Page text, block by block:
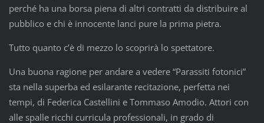
perché ha una borsa piena di altri contratti da distribuire al
pubblico e chi è innocente lanci pure la prima pietra.
Tutto quanto c’è di mezzo lo scoprirà lo spettatore.
Una buona ragione per andare a vedere “Parassiti fotonici”
sta nella superba ed esilarante recitazione, perfetta nei
tempi, di Federica Castellini e Tommaso Amodio. Attori con
alle spalle ricchi curricula professionali, in grado di